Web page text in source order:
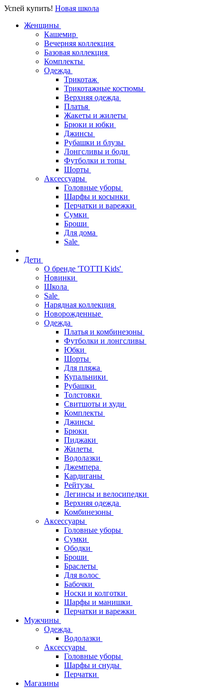
Успей купить! Новая школа
Женщины
Кашемир
Вечерняя коллекция
Базовая коллекция
Комплекты
Одежда
Трикотаж
Трикотажные костюмы
Верхняя одежда
Платья
Жакеты и жилеты
Брюки и юбки
Джинсы
Рубашки и блузы
Лонгсливы и боди
Футболки и топы
Шорты
Аксессуары
Головные уборы
Шарфы и косынки
Перчатки и варежки
Сумки
Броши
Для дома
Sale
Дети
О бренде 'TOTTI Kids'
Новинки
Школа
Sale
Нарядная коллекция
Новорожденные
Одежда
Платья и комбинезоны
Футболки и лонгсливы
Юбки
Шорты
Для пляжа
Купальники
Рубашки
Толстовки
Свитшоты и худи
Комплекты
Джинсы
Брюки
Пиджаки
Жилеты
Водолазки
Джемпера
Кардиганы
Рейтузы
Легинсы и велосипедки
Верхняя одежда
Комбинезоны
Аксессуары
Головные уборы
Сумки
Ободки
Броши
Браслеты
Для волос
Бабочки
Носки и колготки
Шарфы и манишки
Перчатки и варежки
Мужчины
Одежда
Водолазки
Аксессуары
Головные уборы
Шарфы и снуды
Перчатки
Магазины